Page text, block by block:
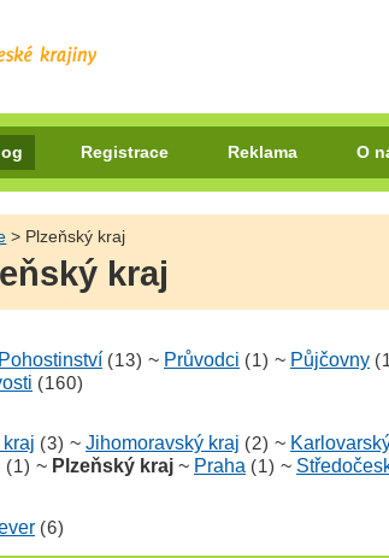
Registrace Reklama O
> Plzeňský kraj
kraj
Pohostinství (13) ~ Průvodci (1) ~ Půjčovny
(160)
(3) ~ Jihomoravský kraj (2) ~
(1) ~ Plzeňský kraj ~ Praha (1) ~
(6)